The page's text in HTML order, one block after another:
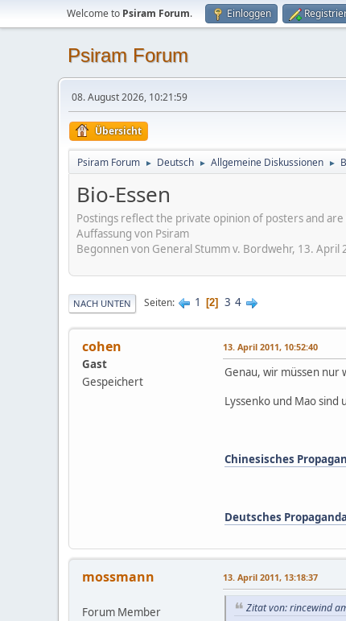
Welcome to Psiram Forum. Einloggen
Psiram Forum
08. August 2026, 10:21:59
Übersicht
Psiram Forum ► Deutsch ► Allgemeine Diskussionen ►
Bio-Essen
Postings reflect the private opinion of posters and
Auffassung von Psiram
Begonnen von General Stumm v. Bordwehr, 13. April
NACH UNTEN Seiten 1 2 3 4
cohen
Gast
Gespeichert
13. April 2011, 10:52:40
Genau, wir müssen nur
Lyssenko und Mao
Chinesisches
Deutsches
mossmann
Forum Member
13. April 2011, 13:18:37
Zitat von: rincewind